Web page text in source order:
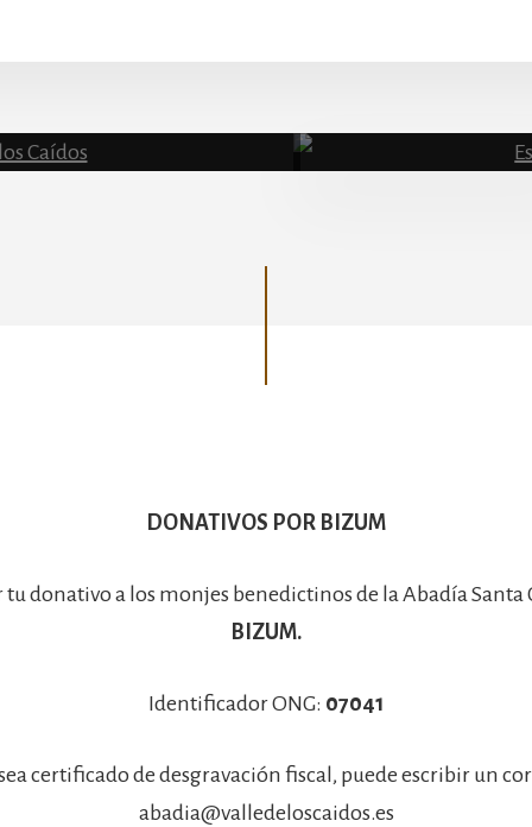
DONATIVOS POR BIZUM
tu donativo a los monjes benedictinos de la Abadía Santa
BIZUM.
Identificador ONG: 07041
certificado de desgravación fiscal, puede escribir un
abadia@valledeloscaidos.es